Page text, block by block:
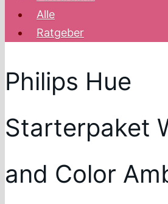
Alle
Ratgeber
Philips Hue
Starterpaket
and Color